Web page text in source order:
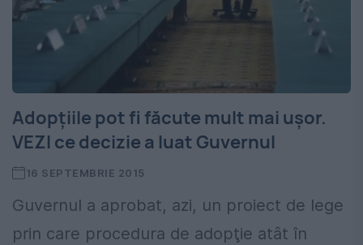
Adopțiile pot fi făcute mult mai ușor.
VEZI ce decizie a luat Guvernul
16 SEPTEMBRIE 2015
Guvernul a aprobat, azi, un proiect de lege
prin care procedura de adopţie atât în